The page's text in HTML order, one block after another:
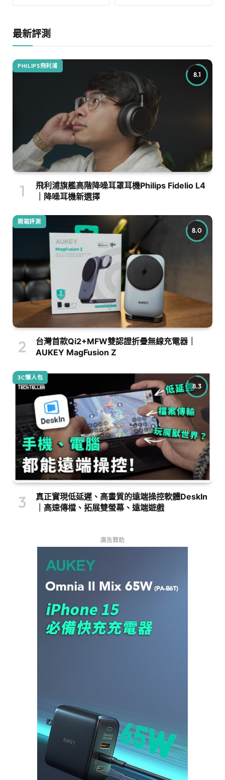
最新評測
8.1
PHILIPS飛利浦
飛利浦旗艦高階降噪耳罩耳機Philips Fidelio L4
｜降噪耳機新選擇
8.0
開箱評測
台灣首款Qi2+MFW雙認證折疊無線充電器｜
AUKEY MagFusion Z
8.3
3C懶人包
真正實現低延遲、高畫質的遠端操控軟體DeskIn
｜高速傳檔、拓展雙螢幕、遠端遊戲
廣告贊助